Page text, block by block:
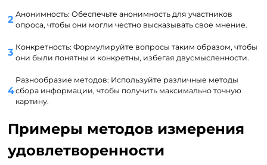
Анонимность: Обеспечьте анонимность для участников
опроса, чтобы они могли честно высказывать свое мнение.
Конкретность: Формулируйте вопросы таким образом, чтобы
они были понятны и конкретны, избегая двусмысленности.
Разнообразие методов: Используйте различные методы
сбора информации, чтобы получить максимально точную
картину.
Примеры методов измерения
удовлетворенности